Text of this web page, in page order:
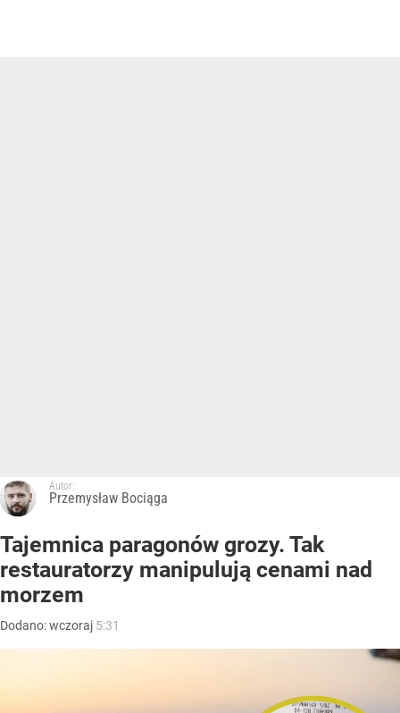
Autor:
Przemysław Bociąga
Tajemnica paragonów grozy. Tak
restauratorzy manipulują cenami nad
morzem
Dodano:wczoraj 5:31